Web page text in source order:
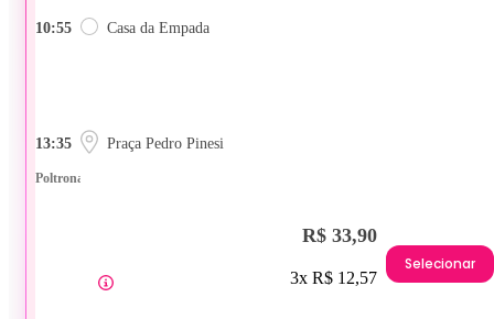
10:55 Casa da Empada
13:35 Praça Pedro Pinesi
Poltrona
R$ 33,90
3x R$ 12,57
Selecionar